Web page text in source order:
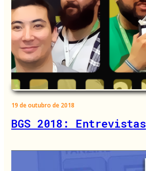
19 de outubro de 2018
BGS 2018: Entrevistas